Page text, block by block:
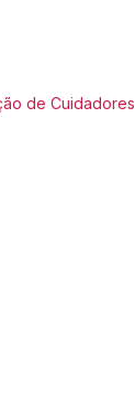
de Cuidadores